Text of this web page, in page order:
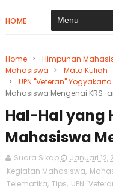
HOME
Home > Himpunan
Mahasiswa > Mata Kuliah
>
UPN "Veteran" Yogyakarta
Mahasiswa Mengenai KRS-
Hal-Hal yang
Mahasiswa
Suara Sikap Januari 12,
Kegiatan Mahasiswa,
Telematika, Tips, UPN